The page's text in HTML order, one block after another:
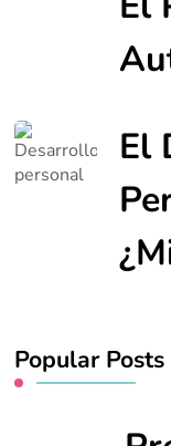
El
Popular Posts